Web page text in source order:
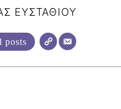
ΕΥΣΤΑΘΙΟΥ
posts